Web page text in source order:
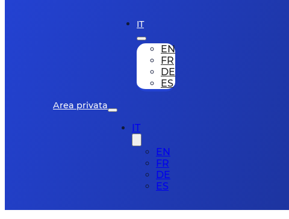
Area privata
IT
EN
FR
DE
ES
IT
EN
FR
DE
ES